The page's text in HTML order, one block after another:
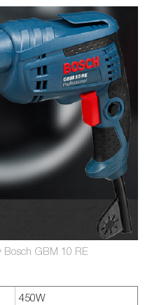
Bosch GBM 10 RE
450W